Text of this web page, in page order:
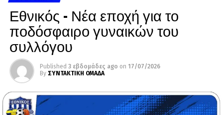
Εθνικός – Νέα εποχή για το
ποδόσφαιρο γυναικών του
συλλόγου
Published 3 εβδομάδες ago on 17/07/2026
By ΣΥΝΤΑΚΤΙΚΗ ΟΜΑΔΑ